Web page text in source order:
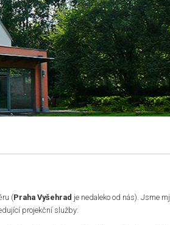
(Praha Vyšehrad je nedaleko od nás). Jsme mj.
projekční služby: